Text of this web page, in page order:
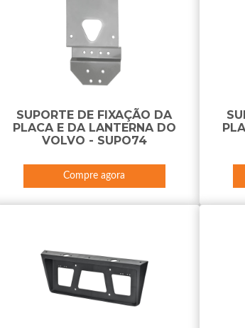
SUPORTE DE FIXAÇÃO DA
PLACA E DA LANTERNA DO
VOLVO - SUPO74
Compre agora